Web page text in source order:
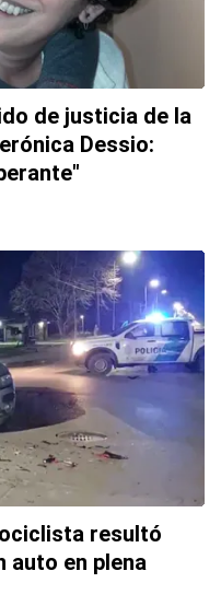
de justicia de la
Dessio:
resultó
auto en plena